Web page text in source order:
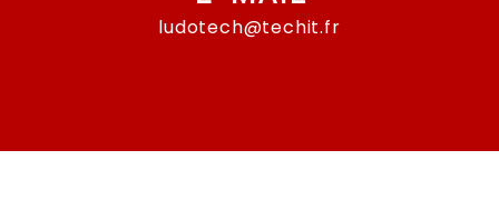
ludotech@techit.fr